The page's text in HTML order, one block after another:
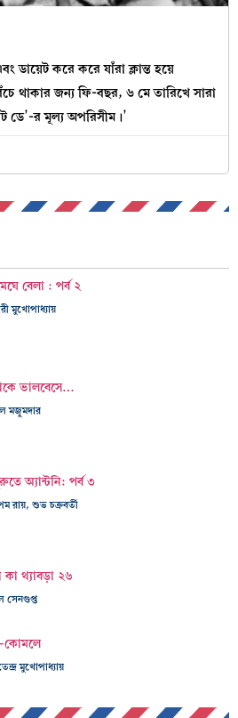
ডায়েট করে করে যাঁরা ক্লান্ত হয়ে
থাকার জন্য ফি-বছর, ৬ মে তারিখে সারা
ডে’-র মূল্য অপরিসীম।’
বেলা : পর্ব ২
মুখোপাধ্যায়
ভালবেসে…
মজুমদার
অ্যান্টনি: পর্ব ৩
রায়, শুভ চক্রবর্তী
কা থ্যাবড়া ২৬
কোমলে
মুখোপাধ্যায়